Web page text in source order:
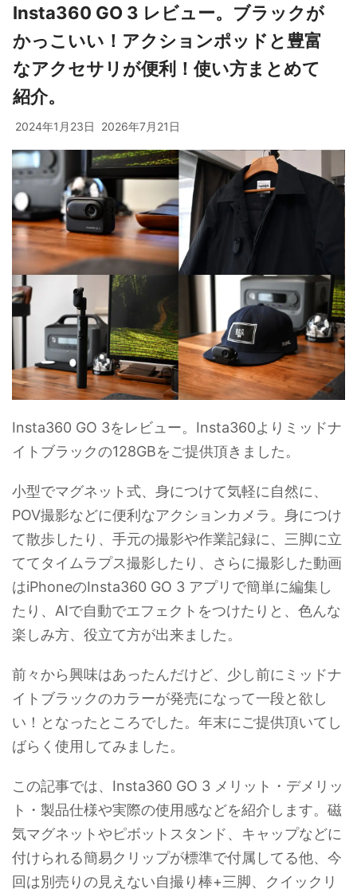
Insta360 GO 3 レビュー。ブラックが
かっこいい！アクションポッドと豊富
なアクセサリが便利！使い方まとめて
紹介。
2024年1月23日 2026年7月21日
Insta360 GO 3をレビュー。Insta360よりミッドナ
イトブラックの128GBをご提供頂きました。
小型でマグネット式、身につけて気軽に自然に、
POV撮影などに便利なアクションカメラ。身につけ
て散歩したり、手元の撮影や作業記録に、三脚に立
ててタイムラプス撮影したり、さらに撮影した動画
はiPhoneのInsta360 GO 3 アプリで簡単に編集し
たり、AIで自動でエフェクトをつけたりと、色んな
楽しみ方、役立て方が出来ました。
前々から興味はあったんだけど、少し前にミッドナ
イトブラックのカラーが発売になって一段と欲し
い！となったところでした。年末にご提供頂いてし
ばらく使用してみました。
この記事では、Insta360 GO 3 メリット・デメリッ
ト・製品仕様や実際の使用感などを紹介します。磁
気マグネットやピボットスタンド、キャップなどに
付けられる簡易クリップが標準で付属してる他、今
回は別売りの見えない自撮り棒+三脚、クイックリ